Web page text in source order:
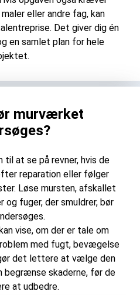
eller andre fag, kan
Det giver dig én
en samlet plan for hele
murværket
til at se på revner, hvis de
reparation eller følger
Løse mursten, afskallet
fuger, der smuldrer, bør
vise, om der er tale om
med fugt, bevægelse
det lettere at vælge den
begrænse skaderne, før de
at udbedre.